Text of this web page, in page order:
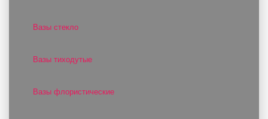
Вазы стекло
Вазы тиходутые
Вазы флористические